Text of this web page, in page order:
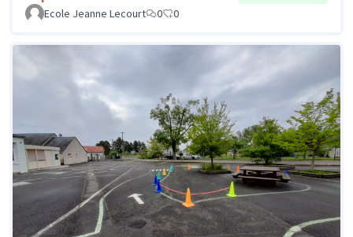
Ecole Jeanne Lecourt
0 0